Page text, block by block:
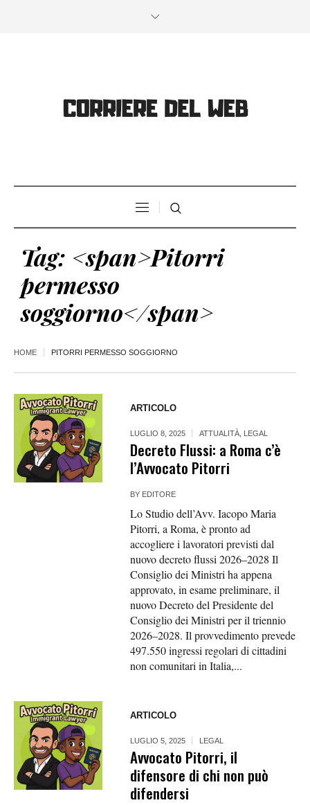
Tag: <span>Pitorri
permesso
soggiorno</span>
HOME PITORRI PERMESSO SOGGIORNO
ARTICOLO
LUGLIO 8, 2025 ATTUALITÀ LEGAL
Decreto Flussi: a Roma c’è
l’Avvocato Pitorri
BY EDITORE
Lo Studio dell’Avv. Iacopo Maria
Pitorri, a Roma, è pronto ad
accogliere i lavoratori previsti dal
nuovo decreto flussi 2026–2028 Il
Consiglio dei Ministri ha appena
approvato, in esame preliminare, il
nuovo Decreto del Presidente del
Consiglio dei Ministri per il triennio
2026–2028. Il provvedimento prevede
497.550 ingressi regolari di cittadini
non comunitari in Italia,...
ARTICOLO
LUGLIO 5, 2025 LEGAL
Avvocato Pitorri, il
difensore di chi non può
difendersi